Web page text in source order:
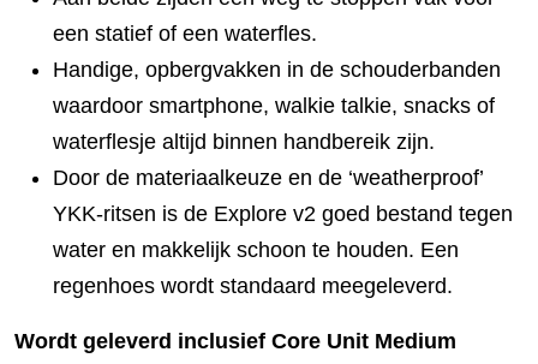
een statief of een waterfles.
Handige, opbergvakken in de schouderbanden
waardoor smartphone, walkie talkie, snacks of
waterflesje altijd binnen handbereik zijn.
Door de materiaalkeuze en de ‘weatherproof’
YKK-ritsen is de Explore v2 goed bestand tegen
water en makkelijk schoon te houden. Een
regenhoes wordt standaard meegeleverd.
Wordt geleverd inclusief Core Unit Medium